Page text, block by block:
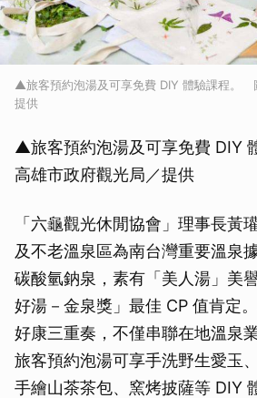
▲旅客預約泡湯及可享免費 DIY 體驗課程。
提供
▲旅客預約泡湯及可享免費 DIY
高雄市政府觀光局／提供
「六龜觀光休閒協會」理事長黃
及不老溫泉區為南台灣重要溫泉
碳酸氫鈉泉，素有「美人湯」美
好湯－金泉獎」最佳 CP 值肯定
好康三重奏，不僅串聯在地溫泉
旅客預約泡湯可享手洗野生愛玉
手繪山茶茶包、窯烤披薩等 DIY